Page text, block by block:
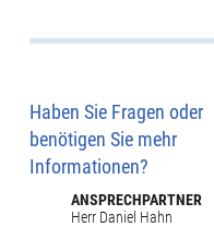
Haben Sie Fragen oder
benötigen Sie mehr
Informationen?
ANSPRECHPARTNER
Herr Daniel Hahn